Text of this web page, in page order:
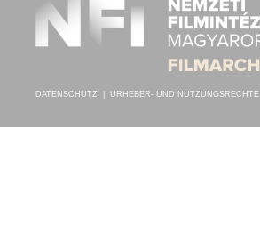
DATENSCHUTZ URHEBER- UND NUTZUNGSRECHTE